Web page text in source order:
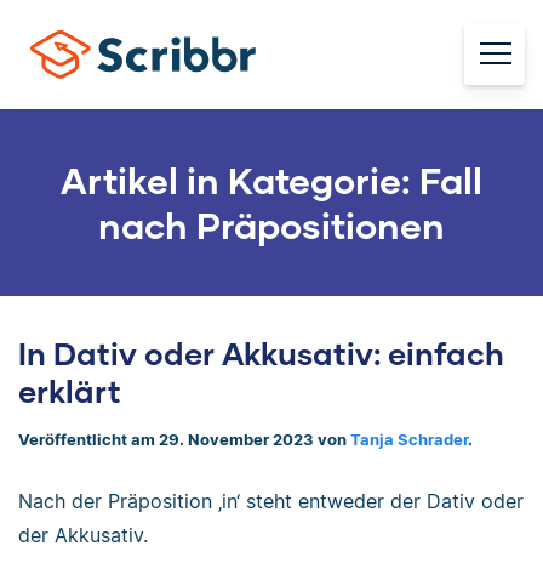
Artikel in Kategorie: Fall
nach Präpositionen
In Dativ oder Akkusativ: einfach
erklärt
Veröffentlicht am 29. November 2023 von Tanja Schrader.
Nach der Präposition ‚in‘ steht entweder der Dativ oder
der Akkusativ.